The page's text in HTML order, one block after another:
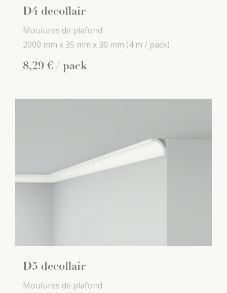
D4 decoflair
Moulures de plafond
2000 mm x 35 mm x 30 mm (4 m / pack)
8,29 € / pack
D5 decoflair
Moulures de plafond